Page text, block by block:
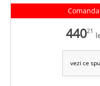
44021
vezi ce